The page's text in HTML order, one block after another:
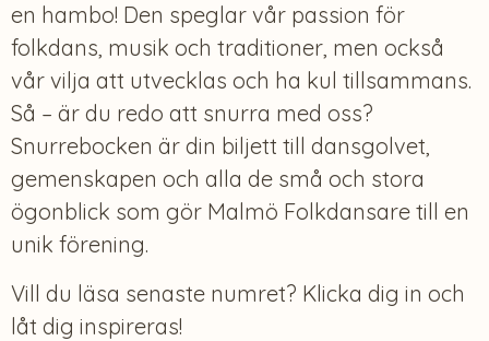
en hambo! Den speglar vår passion för
folkdans, musik och traditioner, men också
vår vilja att utvecklas och ha kul tillsammans.
Så – är du redo att snurra med oss?
Snurrebocken är din biljett till dansgolvet,
gemenskapen och alla de små och stora
ögonblick som gör Malmö Folkdansare till en
unik förening.
Vill du läsa senaste numret? Klicka dig in och
låt dig inspireras!